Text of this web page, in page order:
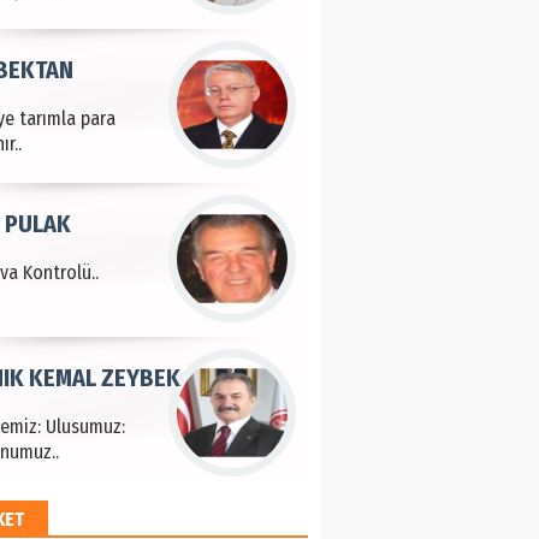
tarımla para
Kontrolü..
PULAK
Ulusumuz:
KEMAL ZEYBEK
HAYRİ PEKER